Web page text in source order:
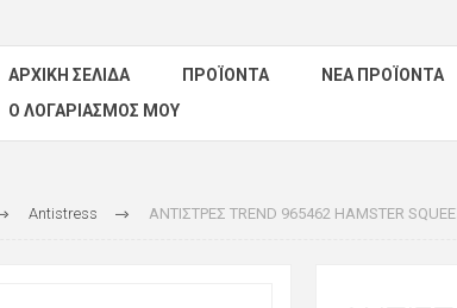
ΑΡΧΙΚΉ ΣΕΛΊΔΑ ΠΡΟΪΌΝΤΑ ΝΈΑ ΠΡΟΪΌΝΤΑ
Ο ΛΟΓΑΡΙΑΣΜΌΣ ΜΟΥ
Antistress ΑΝΤΙΣΤΡΕΣ TREND 965462 HAMSTER